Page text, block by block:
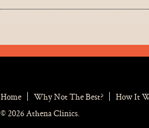
Home Why Not The Best?
How It
© 2026 Athena Clinics.